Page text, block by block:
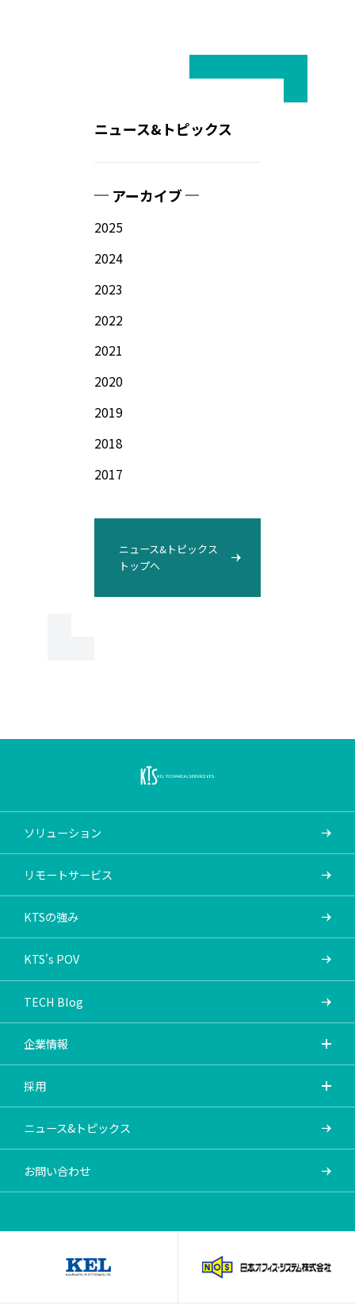
ニュース&トピックス
アーカイブ
2025
2024
2023
2022
2021
2020
2019
2018
2017
ニュース&トピックス
トップへ
ソリューション
リモートサービス
KTSの強み
KTS's POV
TECH Blog
企業情報
採用
ニュース&トピックス
お問い合わせ